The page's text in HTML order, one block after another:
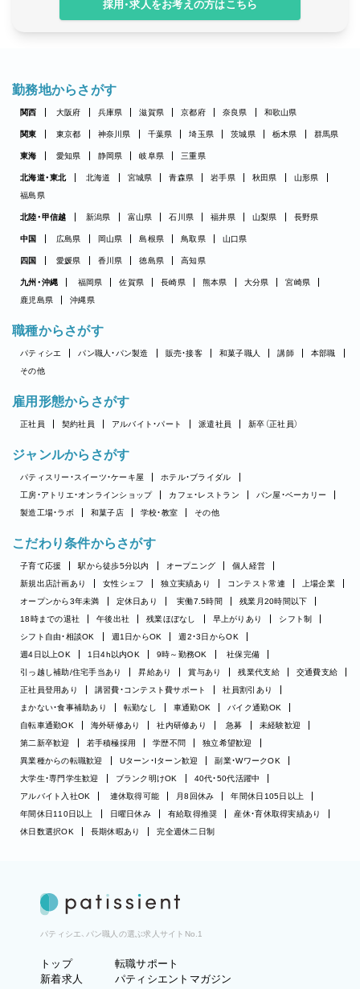
採用・求人をお考えの方はこちら
勤務地からさがす
関西 大阪府 兵庫県 滋賀県 京都府 奈良県 和歌山県
関東 東京都 神奈川県 千葉県 埼玉県 茨城県 栃木県 群馬県
東海 愛知県 静岡県 岐阜県 三重県
北海道・東北 北海道 宮城県 青森県 岩手県 秋田県
山形県
福島県
北陸・甲信越 新潟県 富山県 石川県 福井県 山梨県 長野県
中国 広島県 岡山県 島根県 鳥取県 山口県
四国 愛媛県 香川県 徳島県 高知県
九州・沖縄 福岡県 佐賀県 長崎県 熊本県 大分県
宮崎県
鹿児島県
沖縄県
職種からさがす
パティシエ パン職人・パン製造 販売・接客 和菓子職人 講師
本部職
その他
雇用形態からさがす
正社員 契約社員 アルバイト・パート 派遣社員 新卒（正社員）
ジャンルからさがす
パティスリー・スイーツ・ケーキ屋
ホテル・ブライダル
工房・アトリエ・オンラインショップ
カフェ・レストラン
パン屋・ベーカリー
製造工場・ラボ
和菓子店 学校・教室 その他
こだわり条件からさがす
子育て応援 駅から徒歩5分以内 オープニング
個人経営
新規出店計画あり
女性シェフ 独立実績あり コンテスト常連
上場企業
オープンから3年未満
定休日あり 実働7.5時間
残業月20時間以下
18時までの退社
午後出社 残業ほぼなし 早上がりあり
シフト制
シフト自由・相談OK
週1日からOK
週2・3日からOK
週4日以上OK
1日4h以内OK 9時～勤務OK
社保完備
引っ越し補助/住宅手当あり
昇給あり 賞与あり 残業代支給
交通費支給
正社員登用あり
講習費・コンテスト費サポート
社員割引あり
まかない・食事補助あり
転勤なし 車通勤OK
バイク通勤OK
自転車通勤OK
海外研修あり 社内研修あり 急募
未経験歓迎
第二新卒歓迎
若手積極採用 学歴不問
独立希望歓迎
異業種からの転職歓迎
Uターン・Iターン歓迎
副業・WワークOK
大学生・専門学生歓迎
ブランク明けOK
40代・50代活躍中
アルバイト入社OK
連休取得可能 月8回休み
年間休日105日以上
年間休日110日以上
日曜日休み 有給取得推奨
産休・育休取得実績あり
休日数選択OK
長期休暇あり 完全週休二日制
パティシエ、パン職人の選ぶ求人サイトNo.1
トップ
新着求人
転職サポート
パティシエントマガジン